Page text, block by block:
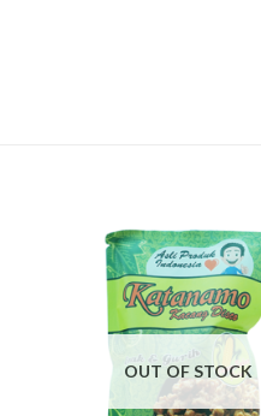
OUT OF STOCK